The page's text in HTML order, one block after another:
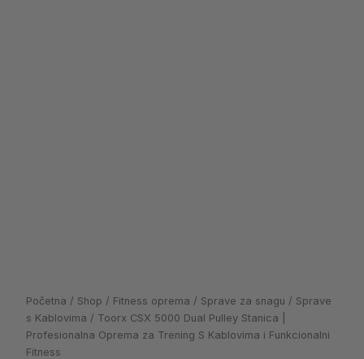
Početna / Shop / Fitness oprema / Sprave za snagu / Sprave
s Kablovima / Toorx CSX 5000 Dual Pulley Stanica |
Profesionalna Oprema za Trening S Kablovima i Funkcionalni
Fitness